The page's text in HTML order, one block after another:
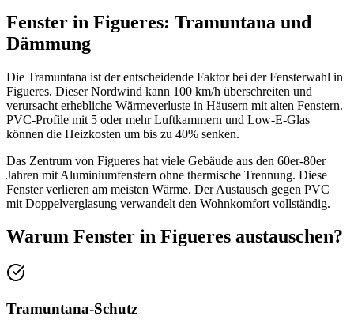
Fenster in Figueres: Tramuntana und
Dämmung
Die Tramuntana ist der entscheidende Faktor bei der Fensterwahl in
Figueres. Dieser Nordwind kann 100 km/h überschreiten und
verursacht erhebliche Wärmeverluste in Häusern mit alten Fenstern.
PVC-Profile mit 5 oder mehr Luftkammern und Low-E-Glas
können die Heizkosten um bis zu 40% senken.
Das Zentrum von Figueres hat viele Gebäude aus den 60er-80er
Jahren mit Aluminiumfenstern ohne thermische Trennung. Diese
Fenster verlieren am meisten Wärme. Der Austausch gegen PVC
mit Doppelverglasung verwandelt den Wohnkomfort vollständig.
Warum Fenster in Figueres austauschen?
Tramuntana-Schutz